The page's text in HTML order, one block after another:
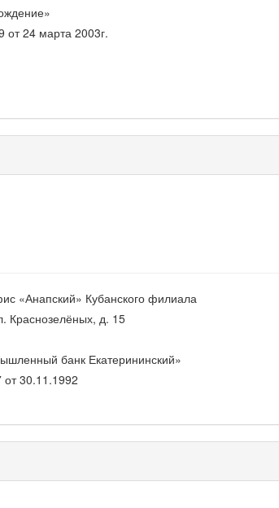
24 марта 2003г.
«Анапский» Кубанского филиала
Краснозелёных, д. 15
банк Екатерининский»
30.11.1992